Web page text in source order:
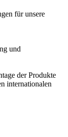
für unsere
und
der Produkte
internationalen